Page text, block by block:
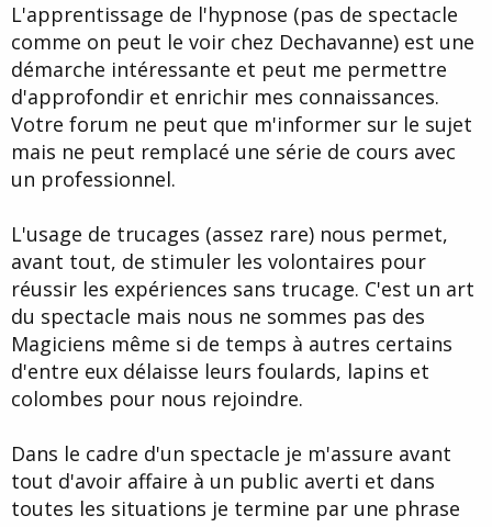
Que représente l'hypnose pour vous et dans quels buts ? Ce n'est
pas un piège, juste que votre question de départ me rend un peu
perplexe...
L'apprentissage de l'hypnose (pas de spectacle
comme on peut le voir chez Dechavanne) est une
démarche intéressante et peut me permettre
d'approfondir et enrichir mes connaissances.
Votre forum ne peut que m'informer sur le sujet
mais ne peut remplacé une série de cours avec
un professionnel.
L'usage de trucages (assez rare) nous permet,
avant tout, de stimuler les volontaires pour
réussir les expériences sans trucage. C'est un art
du spectacle mais nous ne sommes pas des
Magiciens même si de temps à autres certains
d'entre eux délaisse leurs foulards, lapins et
colombes pour nous rejoindre.
Dans le cadre d'un spectacle je m'assure avant
tout d'avoir affaire à un public averti et dans
toutes les situations je termine par une phrase